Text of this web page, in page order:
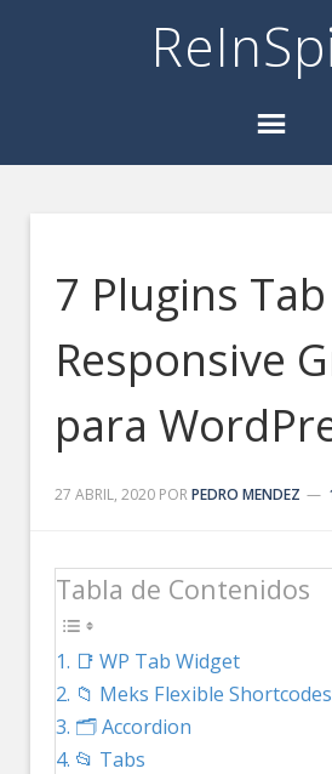
7 Plugins Tab
Responsive
para
27 ABRIL, 2020 PORPEDRO MENDEZ
Tabla de Contenidos
📑 WP Tab Widget
📁 Meks Flexible Shortcodes
🗂️ Accordion
📂 Tabs